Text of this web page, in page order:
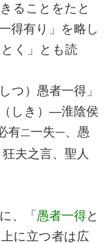
ることをたと
得有り」を略し
く」とも読
つ）愚者一得」
しき）―淮陰侯
有二一失一、愚
夫之言、聖人
、「 愚者一得と
に立つ者は広